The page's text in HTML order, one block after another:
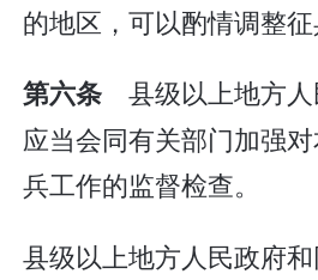
的地区，可以酌情调整征
第六条 县级以上地方
应当会同有关部门加强
兵工作的监督检查。
县级以上地方人民政府